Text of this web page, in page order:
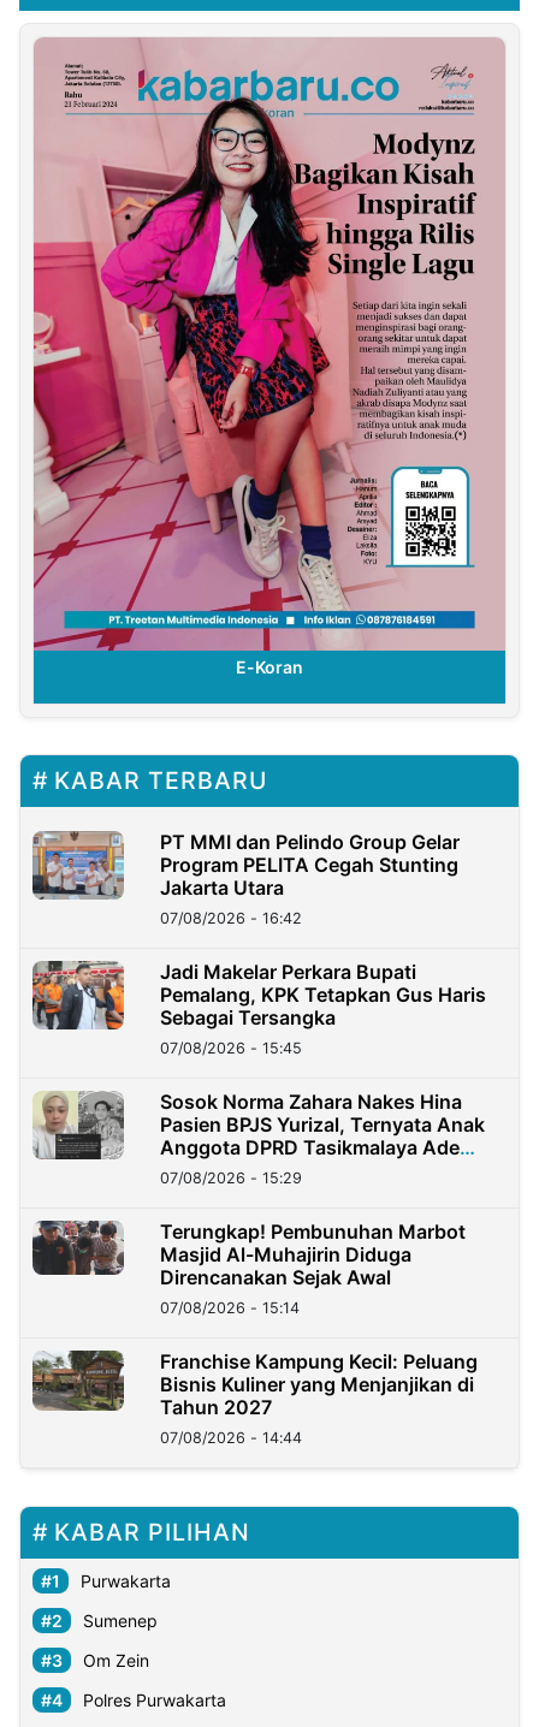
E-Koran
KABAR TERBARU
PT MMI dan Pelindo Group Gelar
Program PELITA Cegah Stunting
Jakarta Utara
07/08/2026 - 16:42
Jadi Makelar Perkara Bupati
Pemalang, KPK Tetapkan Gus Haris
Sebagai Tersangka
07/08/2026 - 15:45
Sosok Norma Zahara Nakes Hina
Pasien BPJS Yurizal, Ternyata Anak
Anggota DPRD Tasikmalaya Ade
Lukman
07/08/2026 - 15:29
Terungkap! Pembunuhan Marbot
Masjid Al-Muhajirin Diduga
Direncanakan Sejak Awal
07/08/2026 - 15:14
Franchise Kampung Kecil: Peluang
Bisnis Kuliner yang Menjanjikan di
Tahun 2027
07/08/2026 - 14:44
KABAR PILIHAN
Purwakarta
Sumenep
Om Zein
Polres Purwakarta